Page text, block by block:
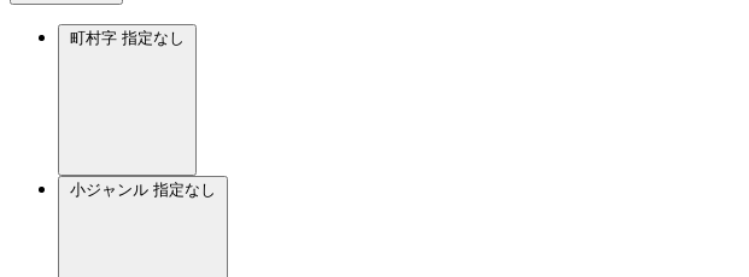
町村字 指定なし
小ジャンル 指定なし